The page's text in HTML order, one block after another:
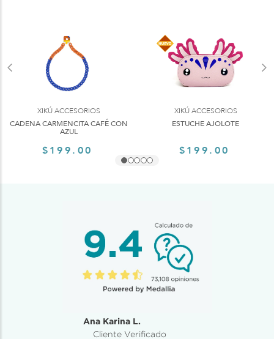
XIKÚ ACCESORIOS
CADENA CARMENCITA CAFÉ CON
AZUL
$199.00
XIKÚ ACCESORIOS
ESTUCHE AJOLOTE
$199.00
Ana Karina L.
Cliente Verificado